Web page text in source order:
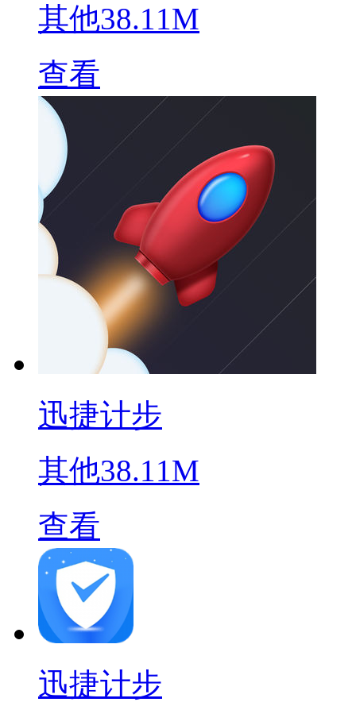
其他38.11M
查看
迅捷计步
其他38.11M
查看
迅捷计步